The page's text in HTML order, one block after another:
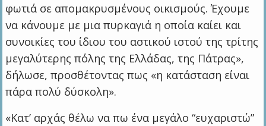
φωτιά σε απομακρυσμένους οικισμούς. Έχουμε
να κάνουμε με μια πυρκαγιά η οποία καίει και
συνοικίες του ίδιου του αστικού ιστού της τρίτης
μεγαλύτερης πόλης της Ελλάδας, της Πάτρας»,
δήλωσε, προσθέτοντας πως «η κατάσταση είναι
πάρα πολύ δύσκολη».
«Κατ’ αρχάς θέλω να πω ένα μεγάλο “ευχαριστώ”